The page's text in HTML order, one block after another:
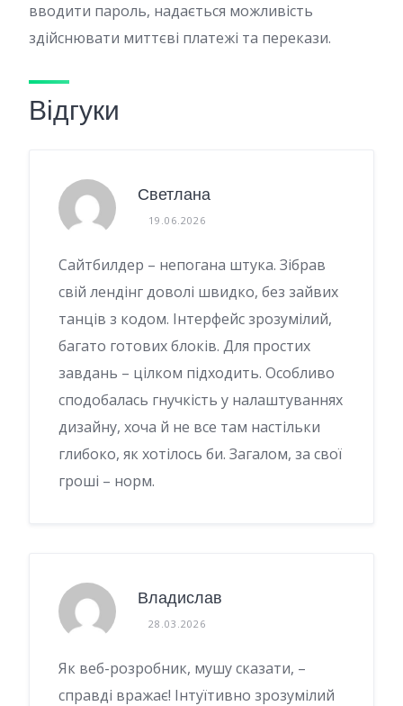
вводити пароль, надається можливість
здійснювати миттєві платежі та перекази.
Відгуки
Светлана
19.06.2026
Сайтбилдер – непогана штука. Зібрав
свій лендінг доволі швидко, без зайвих
танців з кодом. Інтерфейс зрозумілий,
багато готових блоків. Для простих
завдань – цілком підходить. Особливо
сподобалась гнучкість у налаштуваннях
дизайну, хоча й не все там настільки
глибоко, як хотілось би. Загалом, за свої
гроші – норм.
Владислав
28.03.2026
Як веб-розробник, мушу сказати, –
справді вражає! Інтуїтивно зрозумілий